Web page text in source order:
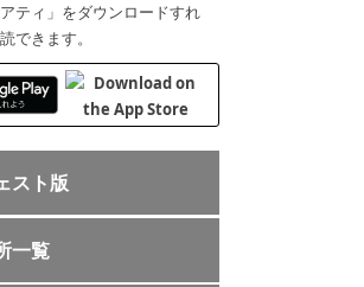
ティ」をダウンロードすれ
できます。
スト版
一覧